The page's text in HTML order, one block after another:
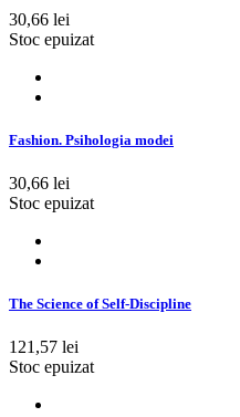
30,66 lei
Stoc epuizat
Fashion. Psihologia modei
30,66 lei
Stoc epuizat
The Science of Self-Discipline
121,57 lei
Stoc epuizat